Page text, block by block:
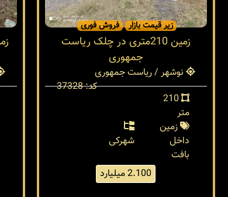
زیر قیمت بازار فروش فوری
زمین 210متری در چلک ریاست
جمهوری
نوشهر / ریاست جمهوری
کد: 37328
210
متر
زمین
داخل
بافت
شهرکی
2.100 میلیارد